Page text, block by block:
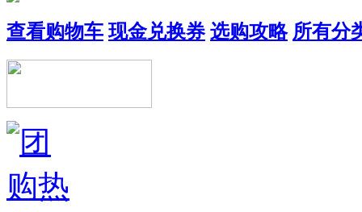
查看购物车 现金兑换券 选购攻略 所有分